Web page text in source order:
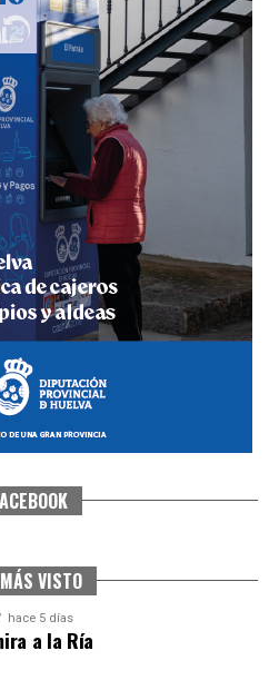
COLOMBINAS 2026
FIESTAS COLOMBINAS
VISTO
hace 5 días
a la Ría